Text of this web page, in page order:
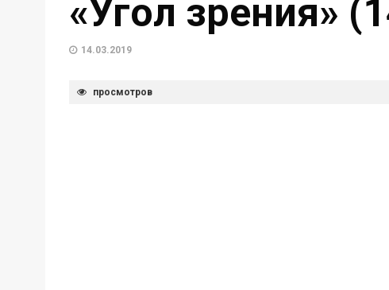
«Угол зрения»
14.03.2019
просмотров